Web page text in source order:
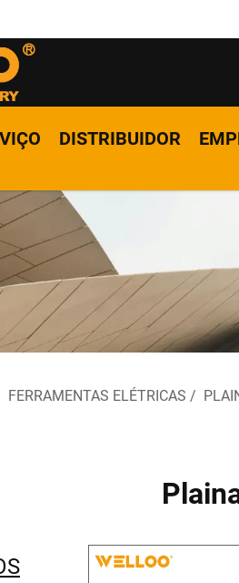
DISTRIBUIDOR
FERRAMENTAS ELÉTRICAS /